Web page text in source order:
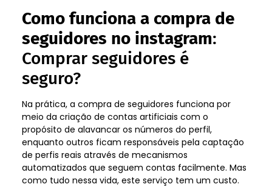
Como funciona a compra de
seguidores no instagram:
Comprar seguidores é
seguro?
Na prática, a compra de seguidores funciona por
meio da criação de contas artificiais com o
propósito de alavancar os números do perfil,
enquanto outros ficam responsáveis pela captação
de perfis reais através de mecanismos
automatizados que seguem contas facilmente. Mas
como tudo nessa vida, este serviço tem um custo.